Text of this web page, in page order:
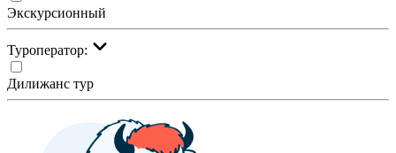
Экскурсионный
Туроператор:
Дилижанс тур